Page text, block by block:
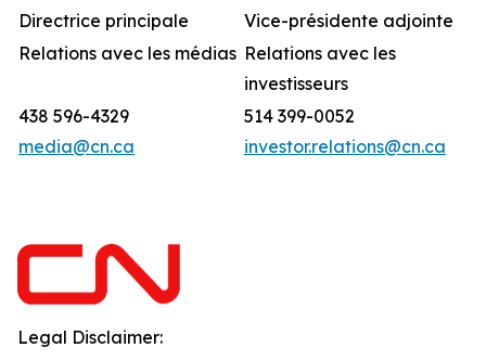
Directrice principale
Vice-présidente adjointe
Relations avec les médias Relations avec les
investisseurs
438 596-4329
media@cn.ca
514 399-0052
investor.relations@cn.ca
Legal Disclaimer: